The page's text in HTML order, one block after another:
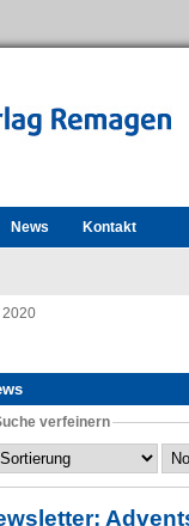
News Kontakt
2020
verfeinern